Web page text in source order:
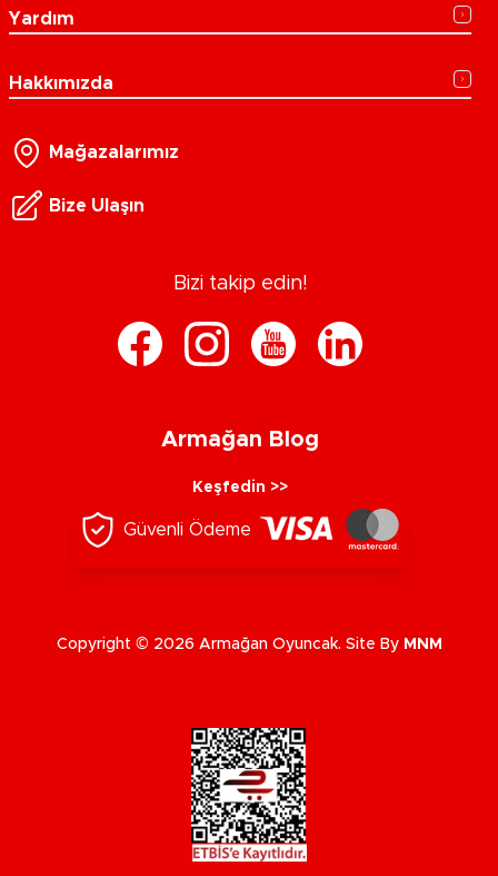
Yardım
Hakkımızda
Mağazalarımız
Bize Ulaşın
Bizi takip edin!
Armağan Blog
Keşfedin >>
Güvenli Ödeme
Copyright © 2026 Armağan Oyuncak. Site By MNM